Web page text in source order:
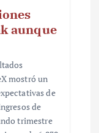
aunque
mostró un
de
de
trimestre